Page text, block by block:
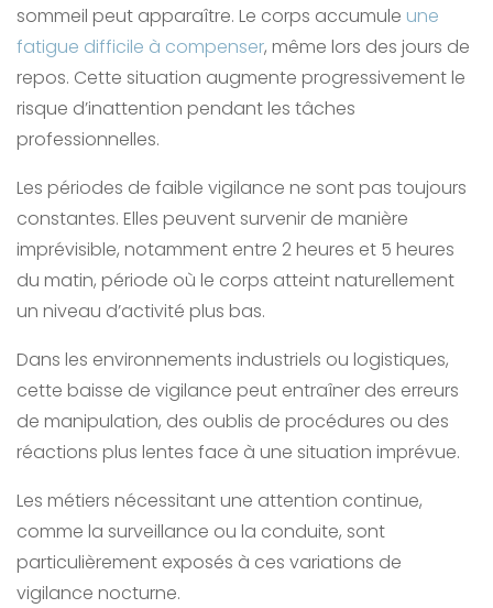
sommeil peut apparaître. Le corps accumule une
fatigue difficile à compenser, même lors des jours de
repos. Cette situation augmente progressivement le
risque d’inattention pendant les tâches
professionnelles.
Les périodes de faible vigilance ne sont pas toujours
constantes. Elles peuvent survenir de manière
imprévisible, notamment entre 2 heures et 5 heures
du matin, période où le corps atteint naturellement
un niveau d’activité plus bas.
Dans les environnements industriels ou logistiques,
cette baisse de vigilance peut entraîner des erreurs
de manipulation, des oublis de procédures ou des
réactions plus lentes face à une situation imprévue.
Les métiers nécessitant une attention continue,
comme la surveillance ou la conduite, sont
particulièrement exposés à ces variations de
vigilance nocturne.